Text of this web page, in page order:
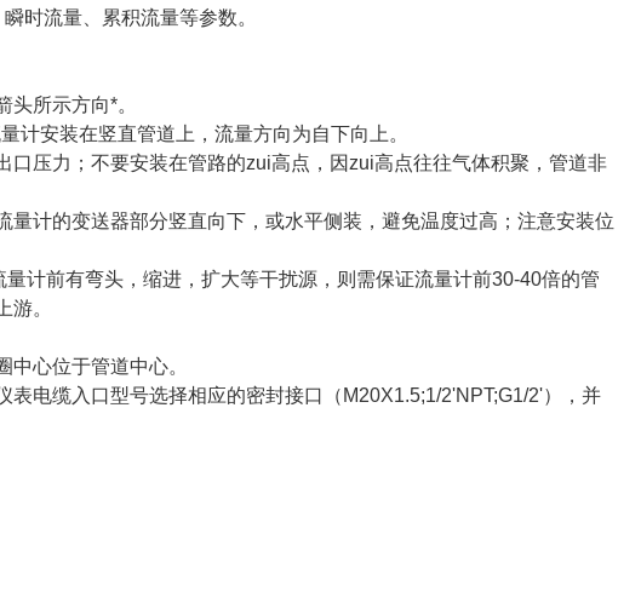
时流量、累积流量等参数。
所示方向*。
计安装在竖直管道上，流量方向为自下向上。
压力；不要安装在管路的zui高点，因zui高点往往气体积聚，管道非
计的变送器部分竖直向下，或水平侧装，避免温度过高；注意安装位
计前有弯头，缩进，扩大等干扰源，则需保证流量计前30-40倍的管
。
心位于管道中心。
电缆入口型号选择相应的密封接口（M20Χ1.5;1/2'NPT;G1/2'），并